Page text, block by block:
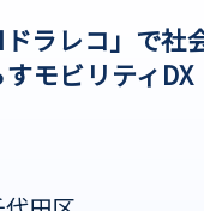
レコ」で社会
ビリティDX